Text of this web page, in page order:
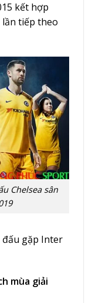
kết hợp
lần tiếp theo
Chelsea sân
gặp Inter
mùa giải